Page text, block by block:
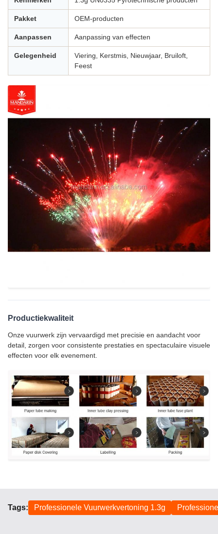
Pakket OEM-producten
Aanpassen Aanpassing van effecten
Gelegenheid
Viering, Kerstmis, Nieuwjaar, Bruiloft,
Feest
Productiekwaliteit
Onze vuurwerk zijn vervaardigd met precisie en aandacht voor
detail, zorgen voor consistente prestaties en spectaculaire visuele
effecten voor elk evenement.
Tags: Professionele Vuurwerkvertoning 1.3g